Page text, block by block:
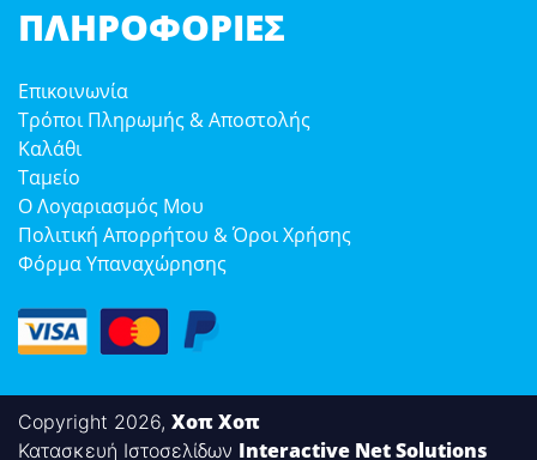
ΠΛΗΡΟΦΟΡΊΕΣ
Επικοινωνία
Τρόποι Πληρωμής & Αποστολής
Καλάθι
Ταμείο
Ο Λογαριασμός Μου
Πολιτική Απορρήτου & Όροι Χρήσης
Φόρμα Υπαναχώρησης
Copyright 2026, Χοπ Χοπ
Κατασκευή Ιστοσελίδων Interactive Net Solutions